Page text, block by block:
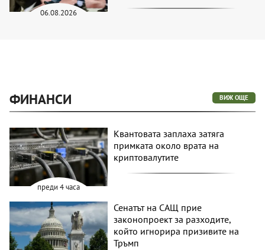
06.08.2026
ФИНАНСИ ВИЖ ОЩЕ
преди 4 часа
Квантовата заплаха затяга
примката около врата на
криптовалутите
Сенатът на САЩ прие
законопроект за разходите,
който игнорира призивите на
Тръмп